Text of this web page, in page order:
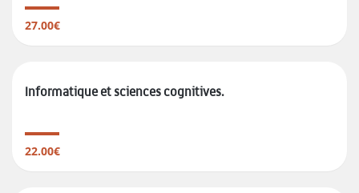
27.00€
Informatique et sciences cognitives.
22.00€